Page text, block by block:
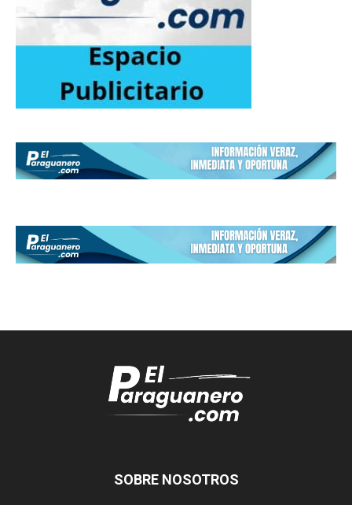
SOBRE NOSOTROS